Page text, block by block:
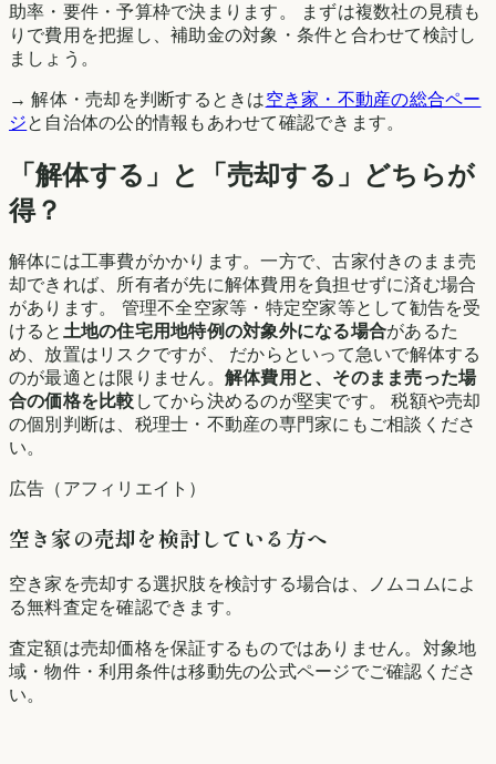
助率・要件・予算枠で決まります。 まずは複数社の見積も
りで費用を把握し、補助金の対象・条件と合わせて検討し
ましょう。
→ 解体・売却を判断するときは空き家・不動産の総合ペー
ジと自治体の公的情報もあわせて確認できます。
「解体する」と「売却する」どちらが
得？
解体には工事費がかかります。一方で、古家付きのまま売
却できれば、所有者が先に解体費用を負担せずに済む場合
があります。 管理不全空家等・特定空家等として勧告を受
けると 土地の住宅用地特例の対象外になる場合があるた
め、放置はリスクですが、 だからといって急いで解体する
のが最適とは限りません。 解体費用と、そのまま売った場
合の価格を比較 してから決めるのが堅実です。 税額や売却
の個別判断は、税理士・不動産の専門家にもご相談くださ
い。
広告（アフィリエイト）
空き家の売却を検討している方へ
空き家を売却する選択肢を検討する場合は、ノムコムによ
る無料査定を確認できます。
査定額は売却価格を保証するものではありません。対象地
域・物件・利用条件は移動先の公式ページでご確認くださ
い。